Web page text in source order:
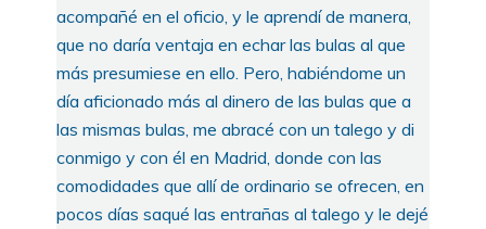
acompañé en el oficio, y le aprendí de manera,
que no daría ventaja en echar las bulas al que
más presumiese en ello. Pero, habiéndome un
día aficionado más al dinero de las bulas que a
las mismas bulas, me abracé con un talego y di
conmigo y con él en Madrid, donde con las
comodidades que allí de ordinario se ofrecen, en
pocos días saqué las entrañas al talego y le dejé